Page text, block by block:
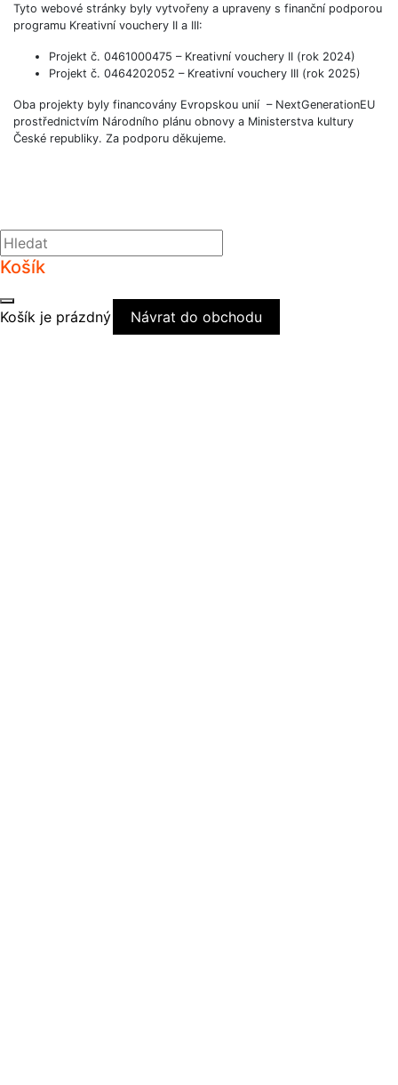
Tyto webové stránky byly vytvořeny a upraveny s finanční podporou
programu Kreativní vouchery II a III:
Projekt č. 0461000475 – Kreativní vouchery II (rok 2024)
Projekt č. 0464202052 – Kreativní vouchery III (rok 2025)
Oba projekty byly financovány Evropskou unií – NextGenerationEU
prostřednictvím Národního plánu obnovy a Ministerstva kultury
České republiky. Za podporu děkujeme.
Košík
Košík je prázdný Návrat do obchodu